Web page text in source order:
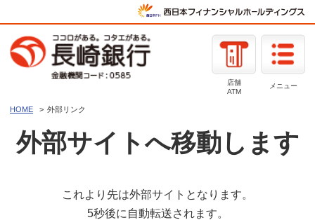
店舗
ATM
メニュー
HOME 外部リンク
外部サイトへ移動します
これより先は外部サイトとなります。
5秒後に自動転送されます。